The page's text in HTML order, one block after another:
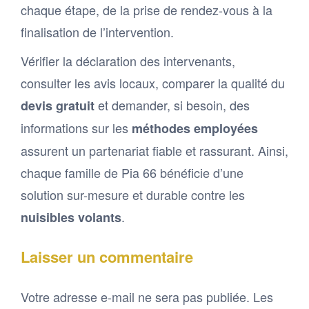
chaque étape, de la prise de rendez-vous à la
finalisation de l’intervention.
Vérifier la déclaration des intervenants,
consulter les avis locaux, comparer la qualité du
devis gratuitet demander, si besoin, des
informations sur les méthodes employées
assurent un partenariat fiable et rassurant. Ainsi,
chaque famille de Pia 66 bénéficie d’une
solution sur-mesure et durable contre les
nuisibles volants.
Laisser un commentaire
Votre adresse e-mail ne sera pas publiée. Les